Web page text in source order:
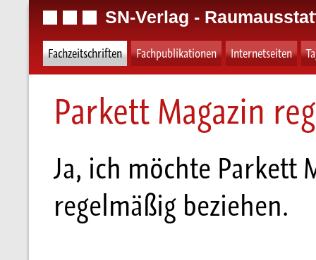
SN-Verlag -
Fachzeitschriften Fachpublikationen Internetseiten
Parkett Magazin
Ja, ich möchte Parkett
regelmäßig beziehen.